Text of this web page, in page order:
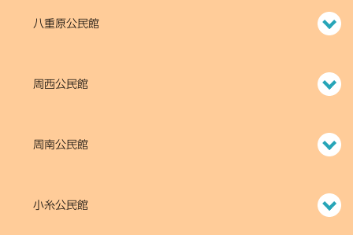
八重原公民館
周西公民館
周南公民館
小糸公民館